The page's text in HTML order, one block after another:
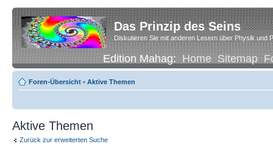
Das Prinzip des Seins
Diskutieren Sie mit anderen Lesern über Physik und
Edition Mahag:Home Sitemap
Foren-Übersicht • Aktive Themen
Aktive Themen
Zurück zur erweiterten Suche